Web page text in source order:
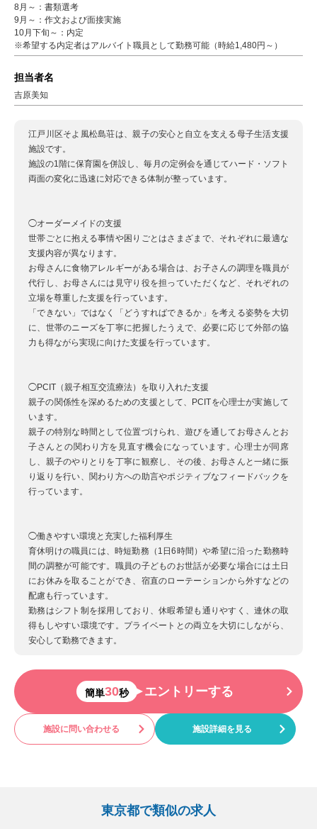
8月～：書類選考
9月～：作文および面接実施
10月下旬～：内定
※希望する内定者はアルバイト職員として勤務可能（時給1,480円～）
担当者名
吉原美知
江戸川区そよ風松島荘は、親子の安心と自立を支える母子生活支援
施設です。
施設の1階に保育園を併設し、毎月の定例会を通じてハード・ソフト
両面の変化に迅速に対応できる体制が整っています。
◯オーダーメイドの支援
世帯ごとに抱える事情や困りごとはさまざまで、それぞれに最適な
支援内容が異なります。
お母さんに食物アレルギーがある場合は、お子さんの調理を職員が
代行し、お母さんには見守り役を担っていただくなど、それぞれの
立場を尊重した支援を行っています。
「できない」ではなく「どうすればできるか」を考える姿勢を大切
に、世帯のニーズを丁寧に把握したうえで、必要に応じて外部の協
力も得ながら実現に向けた支援を行っています。
◯PCIT（親子相互交流療法）を取り入れた支援
親子の関係性を深めるための支援として、PCITを心理士が実施して
います。
親子の特別な時間として位置づけられ、遊びを通してお母さんとお
子さんとの関わり方を見直す機会になっています。心理士が同席
し、親子のやりとりを丁寧に観察し、その後、お母さんと一緒に振
り返りを行い、関わり方への助言やポジティブなフィードバックを
行っています。
◯働きやすい環境と充実した福利厚生
育休明けの職員には、時短勤務（1日6時間）や希望に沿った勤務時
間の調整が可能です。職員の子どものお世話が必要な場合には土日
にお休みを取ることができ、宿直のローテーションから外すなどの
配慮も行っています。
勤務はシフト制を採用しており、休暇希望も通りやすく、連休の取
得もしやすい環境です。プライベートとの両立を大切にしながら、
安心して勤務できます。
簡単30秒 エントリーする
施設に問い合わせる 施設詳細を見る
東京都で類似の求人